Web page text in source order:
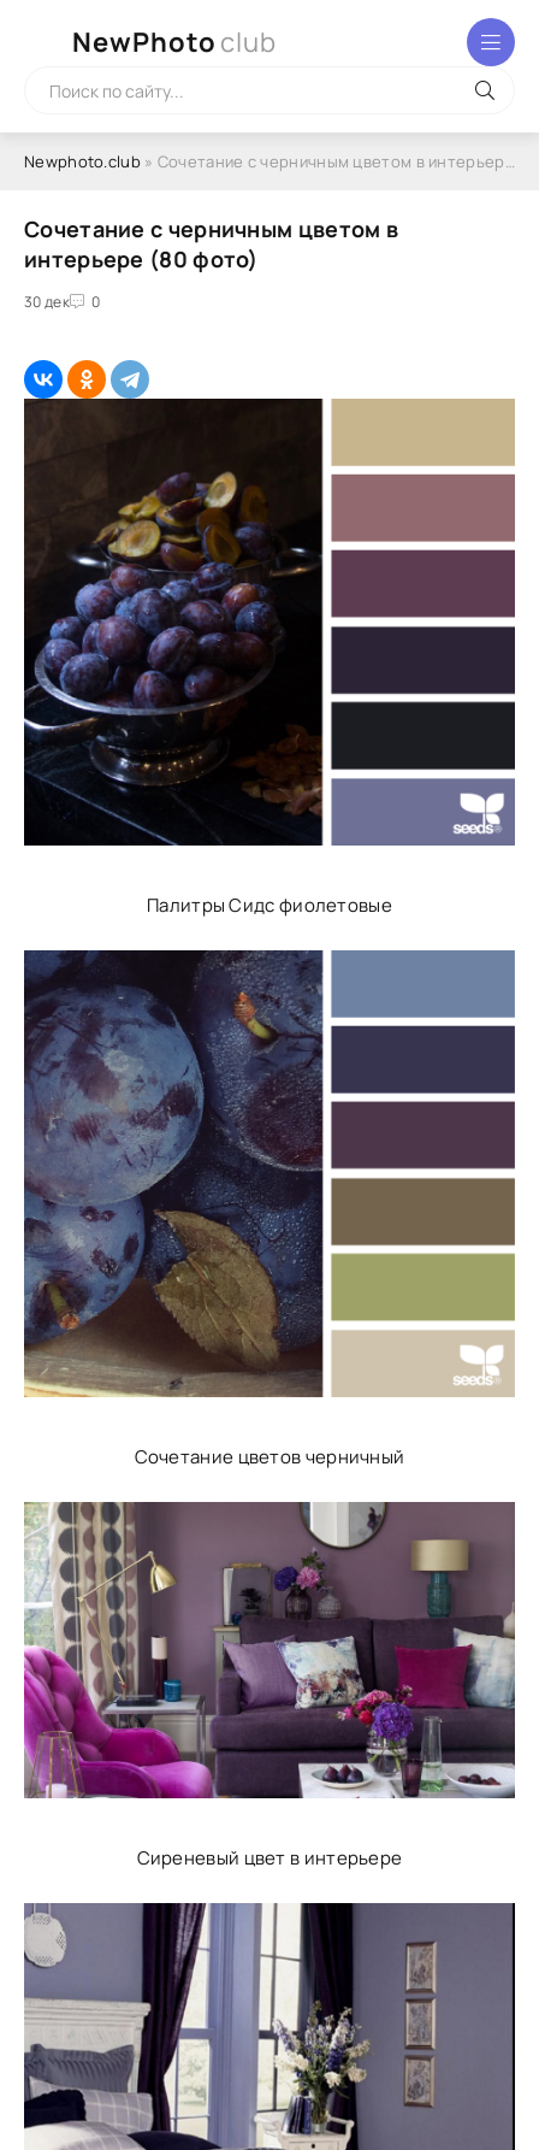
NewPhoto club
Newphoto.club» Сочетание с черничным цветом в интерьере (80 фото)
Сочетание с черничным цветом в
интерьере (80 фото)
30 дек 0
Палитры Сидс фиолетовые
Сочетание цветов черничный
Сиреневый цвет в интерьере